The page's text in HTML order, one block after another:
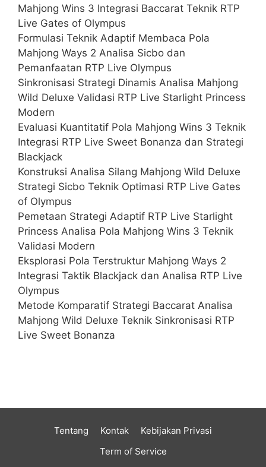
Mahjong Wins 3 Integrasi Baccarat Teknik RTP
Live Gates of Olympus
Formulasi Teknik Adaptif Membaca Pola
Mahjong Ways 2 Analisa Sicbo dan
Pemanfaatan RTP Live Olympus
Sinkronisasi Strategi Dinamis Analisa Mahjong
Wild Deluxe Validasi RTP Live Starlight Princess
Modern
Evaluasi Kuantitatif Pola Mahjong Wins 3 Teknik
Integrasi RTP Live Sweet Bonanza dan Strategi
Blackjack
Konstruksi Analisa Silang Mahjong Wild Deluxe
Strategi Sicbo Teknik Optimasi RTP Live Gates
of Olympus
Pemetaan Strategi Adaptif RTP Live Starlight
Princess Analisa Pola Mahjong Wins 3 Teknik
Validasi Modern
Eksplorasi Pola Terstruktur Mahjong Ways 2
Integrasi Taktik Blackjack dan Analisa RTP Live
Olympus
Metode Komparatif Strategi Baccarat Analisa
Mahjong Wild Deluxe Teknik Sinkronisasi RTP
Live Sweet Bonanza
Tentang Kontak
Kebijakan Privasi
Term of Service